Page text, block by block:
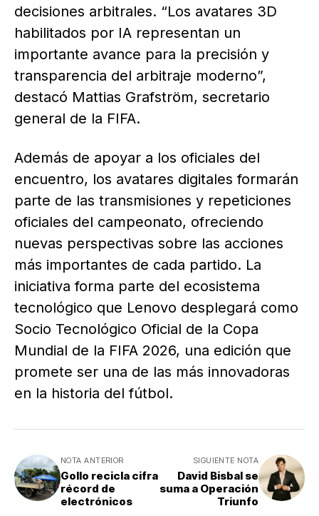
decisiones arbitrales. “Los avatares 3D
habilitados por IA representan un
importante avance para la precisión y
transparencia del arbitraje moderno”,
destacó Mattias Grafström, secretario
general de la FIFA.
Además de apoyar a los oficiales del
encuentro, los avatares digitales formarán
parte de las transmisiones y repeticiones
oficiales del campeonato, ofreciendo
nuevas perspectivas sobre las acciones
más importantes de cada partido. La
iniciativa forma parte del ecosistema
tecnológico que Lenovo desplegará como
Socio Tecnológico Oficial de la Copa
Mundial de la FIFA 2026, una edición que
promete ser una de las más innovadoras
en la historia del fútbol.
NOTA ANTERIOR
Gollo recicla cifra
récord de
electrónicos
SIGUIENTE NOTA
David Bisbal se
suma a Operación
Triunfo